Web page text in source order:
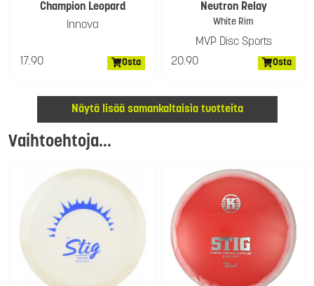
Champion Leopard
Innova
17.90 Osta
Neutron Relay
White Rim
MVP Disc Sports
20.90
Osta
Näytä lisää samankaltaisia tuotteita
Vaihtoehtoja...